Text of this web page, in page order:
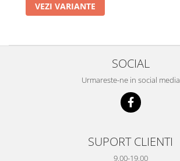
VEZI VARIANTE
SOCIAL
Urmareste-ne in social media
SUPORT CLIENTI
9.00-19.00